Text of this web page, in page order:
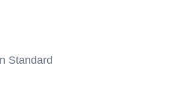
Standard